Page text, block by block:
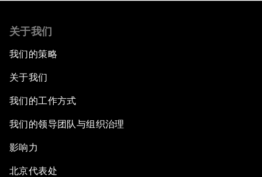
关于我们
我们的策略
关于我们
我们的工作方式
我们的领导团队与组织治理
影响力
北京代表处